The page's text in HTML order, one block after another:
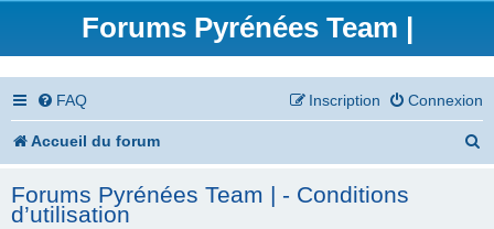
Forums Pyrénées Team |
FAQ Connexion
Inscription
Accueil du forum
Forums Pyrénées Team | - Conditions
d’utilisation